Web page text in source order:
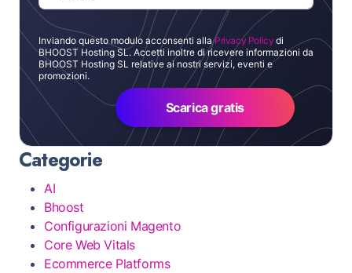
Inviando questo modulo acconsenti allaPrivacy Policy di
BHOOST Hosting SL. Accetti inoltre di ricevere informazioni da
BHOOST Hosting SL relative ai nostri servizi, eventi e
promozioni.
Scarica gratis
Categorie
AI
Bhoost
Configurazioni Magento
Core Web Vitals
Ecommerce Platforms